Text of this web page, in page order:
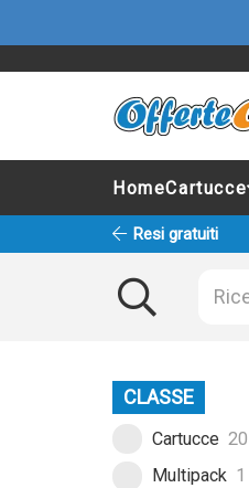
HomeCartucce
Resi gratuiti
CLASSE
Cartucce 20
Multipack 1